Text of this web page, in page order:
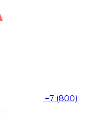
+7 (800)